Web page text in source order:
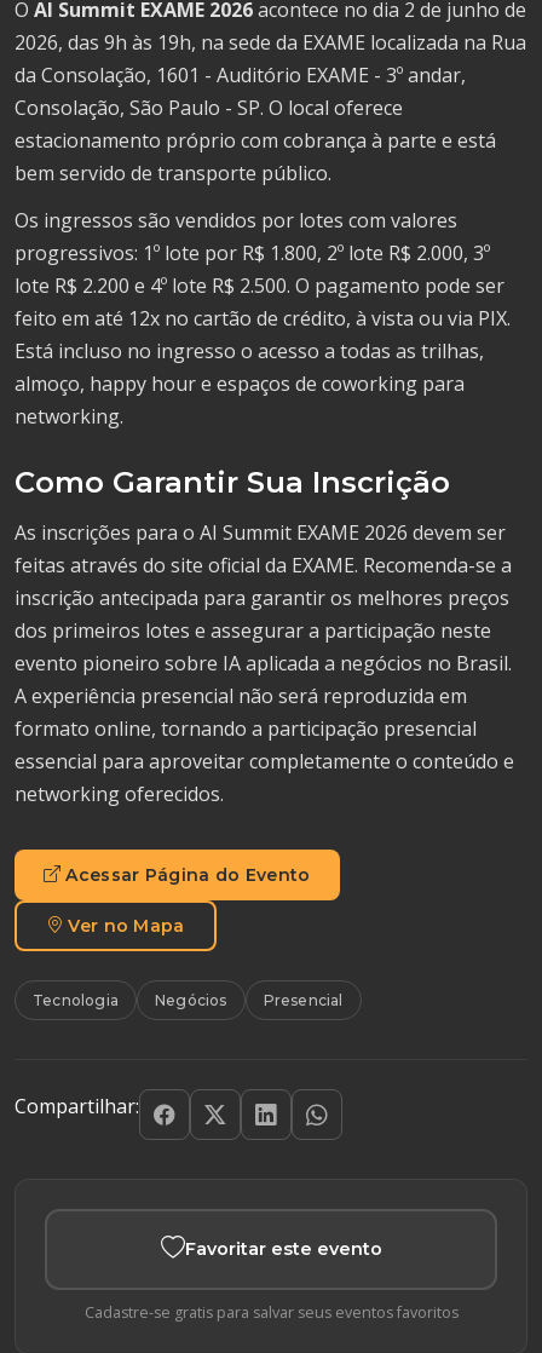
O AI Summit EXAME 2026acontece no dia 2 de junho de
2026, das 9h às 19h, na sede da EXAME localizada na Rua
da Consolação, 1601 - Auditório EXAME - 3º andar,
Consolação, São Paulo - SP. O local oferece
estacionamento próprio com cobrança à parte e está
bem servido de transporte público.
Os ingressos são vendidos por lotes com valores
progressivos: 1º lote por R$ 1.800, 2º lote R$ 2.000, 3º
lote R$ 2.200 e 4º lote R$ 2.500. O pagamento pode ser
feito em até 12x no cartão de crédito, à vista ou via PIX.
Está incluso no ingresso o acesso a todas as trilhas,
almoço, happy hour e espaços de coworking para
networking.
Como Garantir Sua Inscrição
As inscrições para o AI Summit EXAME 2026 devem ser
feitas através do site oficial da EXAME. Recomenda-se a
inscrição antecipada para garantir os melhores preços
dos primeiros lotes e assegurar a participação neste
evento pioneiro sobre IA aplicada a negócios no Brasil.
A experiência presencial não será reproduzida em
formato online, tornando a participação presencial
essencial para aproveitar completamente o conteúdo e
networking oferecidos.
Acessar Página do Evento
Ver no Mapa
Tecnologia Negócios Presencial
Compartilhar:
Favoritar este evento
Cadastre-se gratis para salvar seus eventos favoritos